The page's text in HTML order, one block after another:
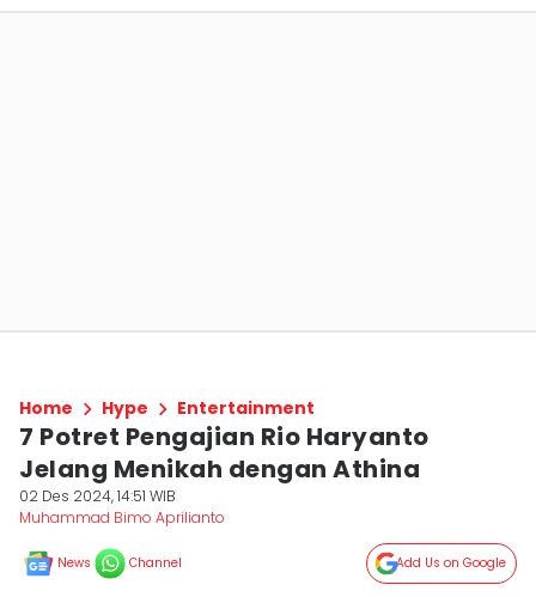
Home Hype Entertainment
7 Potret Pengajian Rio Haryanto
Jelang Menikah dengan Athina
02 Des 2024, 14:51 WIB
Muhammad Bimo Aprilianto
News Channel Add Us on Google